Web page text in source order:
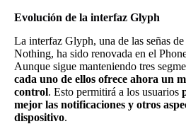
Evolución de la interfaz Glyph
La interfaz Glyph, una de las señas
Nothing, ha sido renovada en el
Aunque sigue manteniendo tres
cada uno de ellos ofrece ahora un
control. Esto permitirá a los usuarios
mejor las notificaciones y otros
dispositivo.